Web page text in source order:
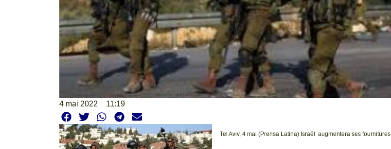
4 mai 2022 11:19
Tel Aviv, 4 mai (Prensa Latina) Israël augmentera ses fournitures